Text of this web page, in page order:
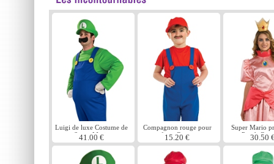
Luigi de luxe Costume de
Super Mario
41.00 €
Compagnon rouge pour
enfants Costume
plombier
15.20 €
Super Mario
Peach30.50